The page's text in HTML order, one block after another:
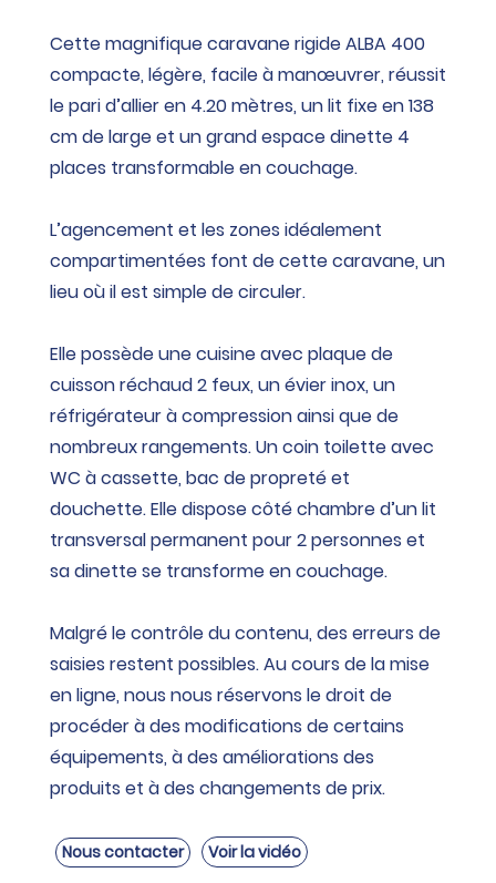
Cette magnifique caravane rigide ALBA 400
compacte, légère, facile à manœuvrer, réussit
le pari d’allier en 4.20 mètres, un lit fixe en 138
cm de large et un grand espace dinette 4
places transformable en couchage.
L’agencement et les zones idéalement
compartimentées font de cette caravane, un
lieu où il est simple de circuler.
Elle possède une cuisine avec plaque de
cuisson réchaud 2 feux, un évier inox, un
réfrigérateur à compression ainsi que de
nombreux rangements. Un coin toilette avec
WC à cassette, bac de propreté et
douchette. Elle dispose côté chambre d’un lit
transversal permanent pour 2 personnes et
sa dinette se transforme en couchage.
Malgré le contrôle du contenu, des erreurs de
saisies restent possibles. Au cours de la mise
en ligne, nous nous réservons le droit de
procéder à des modifications de certains
équipements, à des améliorations des
produits et à des changements de prix.
Nous contacter Voir la vidéo